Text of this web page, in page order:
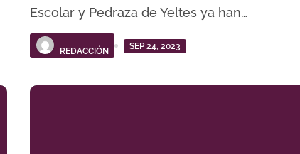
Escolar y Pedraza de Yeltes ya han…
REDACCIÓN
SEP 24, 2023